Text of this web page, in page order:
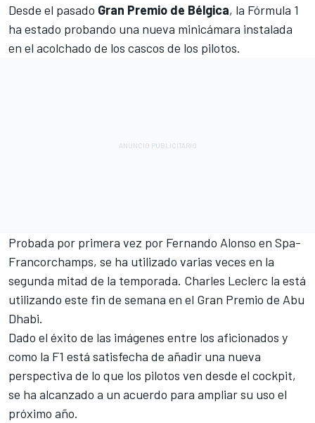
Desde el pasado Gran Premio de Bélgica, la Fórmula 1
ha estado probando una nueva minicámara instalada
en el acolchado de los cascos de los pilotos.
Probada por primera vez por Fernando Alonso en Spa-
Francorchamps, se ha utilizado varias veces en la
segunda mitad de la temporada. Charles Leclerc la está
utilizando este fin de semana en el Gran Premio de Abu
Dhabi.
Dado el éxito de las imágenes entre los aficionados y
como la F1 está satisfecha de añadir una nueva
perspectiva de lo que los pilotos ven desde el cockpit,
se ha alcanzado a un acuerdo para ampliar su uso el
próximo año.